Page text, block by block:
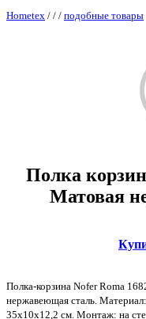
Hometex / / / подобные товары
Полка
Матовая
Полка-корзина Nofer Roma
нержавеющая сталь.
35х10х12,2 см. Монтаж: на